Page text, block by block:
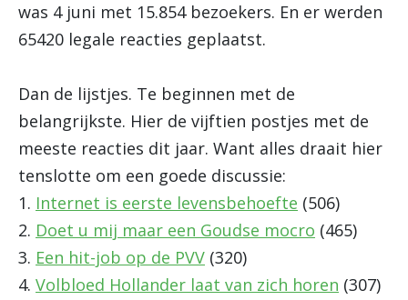
was 4 juni met 15.854 bezoekers. En er werden
65420 legale reacties geplaatst.
Dan de lijstjes. Te beginnen met de
belangrijkste. Hier de vijftien postjes met de
meeste reacties dit jaar. Want alles draait hier
tenslotte om een goede discussie:
1. Internet is eerste levensbehoefte (506)
2. Doet u mij maar een Goudse mocro (465)
3. Een hit-job op de PVV (320)
4. Volbloed Hollander laat van zich horen (307)